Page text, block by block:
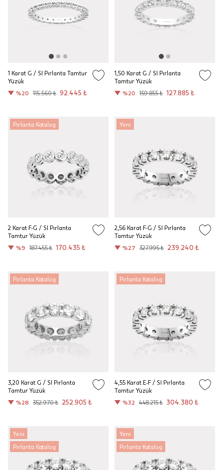
1 Karat G / SI Pırlanta Tamtur
Yüzük
%20
115.560 ₺ 92.445 ₺
1,50 Karat G / SI Pırlanta
Tamtur Yüzük
%20
159.855 ₺ 127.885 ₺
Pırlanta Katalog
2 Karat F-G / SI Pırlanta
Tamtur Yüzük
%9
187.455 ₺ 170.435 ₺
Yeni
2,56 Karat F-G / SI Pırlanta
Tamtur Yüzük
%27
327.995 ₺ 239.240 ₺
Pırlanta Katalog
3,20 Karat G / SI Pırlanta
Tamtur Yüzük
%28
352.970 ₺ 252.905 ₺
Pırlanta Katalog
4,55 Karat E-F / SI Pırlanta
Tamtur Yüzük
%32
448.215 ₺ 304.380 ₺
Yeni
Pırlanta Katalog
Yeni
Pırlanta Katalog